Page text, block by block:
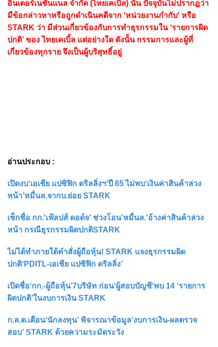
อินเตอร์เนชั่นแนล จำกัด (ไทยเคเบิ้ล) นั้น ปัจจุบันไม่ปรากฎว่า
มีข้อกล่าวหาหรือถูกดำเนินคดีจาก 'หน่วยงานกำกับ' หรือ
STARK ว่า มีส่วนเกี่ยวข้องกับการทำธุรกรรมใน ‘รายการผิด
ปกติ’ ของ ไทยเคเบิ้ล แต่อย่างใด ดังนั้น กรรมการและผู้ที่
เกี่ยวข้องทุกราย จึงเป็นผู้บริสุทธิ์อยู่
อ่านประกอบ :
เปิดงบ‘เอเชีย แปซิฟิก ดริลลิ่งฯ’ปี 65 ไม่พบ‘เงินค่าสินค้าล่วง
หน้า’หมื่นล.จากบ.ย่อย STARK
เช็กชื่อ กก.'เฟ้ลปส์ ดอด์จ' ช่วงโอน'หมื่นล.'อ้างค่าสินค้าล่วง
หน้า กรณีธุรกรรมผิดปกติSTARK
ไม่ได้ทำภายใต้คำสั่งผู้ถือหุ้น! STARK แจงธุรกรรมผิด
ปกติ‘PDITL-เอเชีย แปซิฟิก ดริลลิ่ง’
เปิดชื่อ‘กก.-ผู้ถือหุ้น’7บริษัท ก่อน‘ผู้สอบบัญชี’พบ 14 ‘รายการ
ผิดปกติ’ในงบการเงิน STARK
ก.ล.ต.เตือน‘นักลงทุน’ พิจารณาข้อมูล‘งบการเงิน-ผลตรวจ
สอบ’ STARK ด้วยความระมัดระวัง